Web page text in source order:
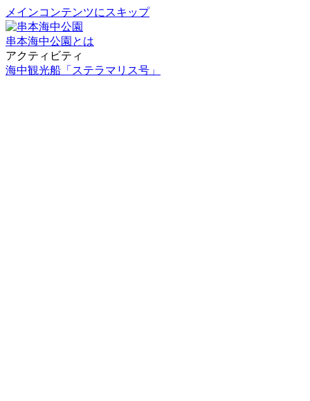
メインコンテンツにスキップ
串本海中公園とは
アクティビティ
海中観光船「ステラマリス号」